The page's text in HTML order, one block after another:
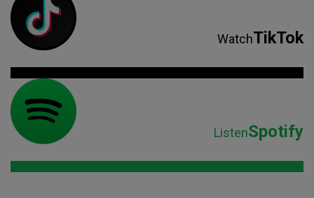
WatchTikTok
ListenSpotify